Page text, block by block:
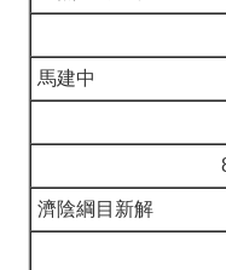
馬建中
濟陰綱目新解